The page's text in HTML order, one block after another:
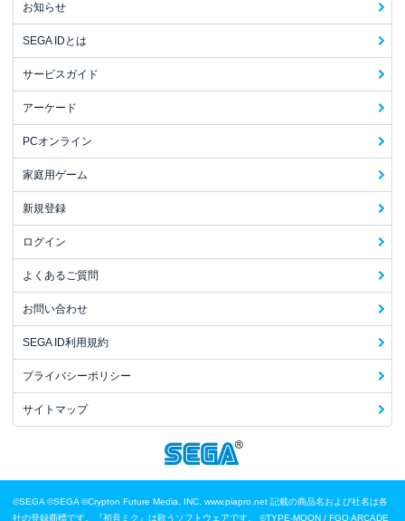
お知らせ
SEGA IDとは
サービスガイド
アーケード
PCオンライン
家庭用ゲーム
新規登録
ログイン
よくあるご質問
お問い合わせ
SEGA ID利用規約
プライバシーポリシー
サイトマップ
©SEGA ©SEGA ©Crypton Future Media, INC. www.piapro.net 記載の商品名および社名は各
社の登録商標です。『初音ミク』は歌うソフトウェアです。
©TYPE-MOON / FGO ARCADE